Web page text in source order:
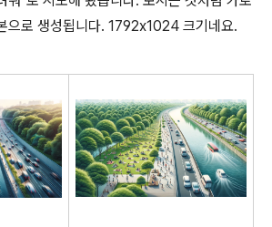
으로 생성됩니다. 1792x1024 크기네요.